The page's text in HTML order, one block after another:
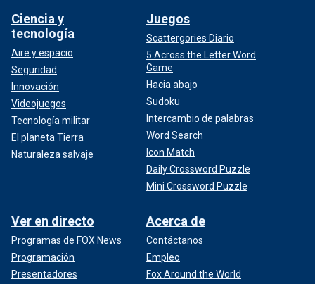
Ciencia y
tecnología
Aire y espacio
Seguridad
Innovación
Videojuegos
Tecnología militar
El planeta Tierra
Naturaleza salvaje
Juegos
Scattergories Diario
5 Across the Letter Word
Game
Hacia abajo
Sudoku
Intercambio de palabras
Word Search
Icon Match
Daily Crossword Puzzle
Mini Crossword Puzzle
Ver en directo
Programas de FOX News
Programación
Presentadores
Acerca de
Contáctanos
Empleo
Fox Around the World